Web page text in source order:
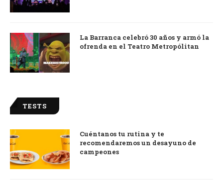
La Barranca celebró 30 años y armó la
ofrenda en el Teatro Metropólitan
TESTS
Cuéntanos tu rutina y te
recomendaremos un desayuno de
campeones